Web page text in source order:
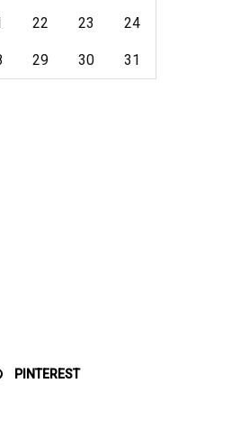
22 23 24
29 30 31
PINTEREST